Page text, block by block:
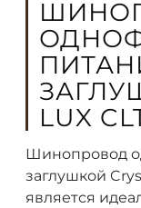
LUX
Шинопровод
заглушкой
является